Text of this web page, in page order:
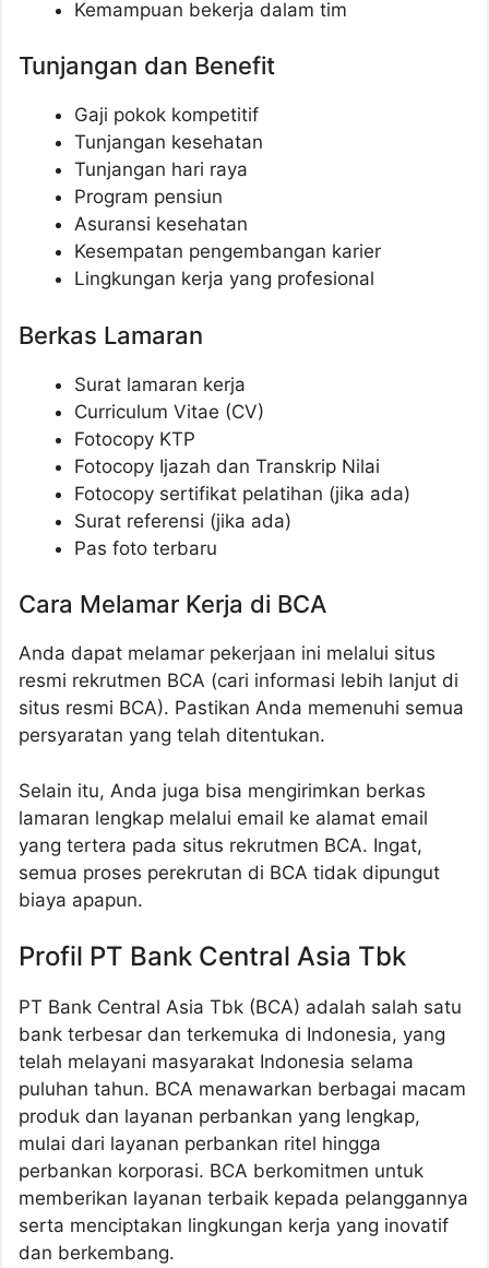
Kemampuan bekerja dalam tim
Tunjangan dan Benefit
Gaji pokok kompetitif
Tunjangan kesehatan
Tunjangan hari raya
Program pensiun
Asuransi kesehatan
Kesempatan pengembangan karier
Lingkungan kerja yang profesional
Berkas Lamaran
Surat lamaran kerja
Curriculum Vitae (CV)
Fotocopy KTP
Fotocopy Ijazah dan Transkrip Nilai
Fotocopy sertifikat pelatihan (jika ada)
Surat referensi (jika ada)
Pas foto terbaru
Cara Melamar Kerja di BCA
Anda dapat melamar pekerjaan ini melalui situs
resmi rekrutmen BCA (cari informasi lebih lanjut di
situs resmi BCA). Pastikan Anda memenuhi semua
persyaratan yang telah ditentukan.
Selain itu, Anda juga bisa mengirimkan berkas
lamaran lengkap melalui email ke alamat email
yang tertera pada situs rekrutmen BCA. Ingat,
semua proses perekrutan di BCA tidak dipungut
biaya apapun.
Profil PT Bank Central Asia Tbk
PT Bank Central Asia Tbk (BCA) adalah salah satu
bank terbesar dan terkemuka di Indonesia, yang
telah melayani masyarakat Indonesia selama
puluhan tahun. BCA menawarkan berbagai macam
produk dan layanan perbankan yang lengkap,
mulai dari layanan perbankan ritel hingga
perbankan korporasi. BCA berkomitmen untuk
memberikan layanan terbaik kepada pelanggannya
serta menciptakan lingkungan kerja yang inovatif
dan berkembang.